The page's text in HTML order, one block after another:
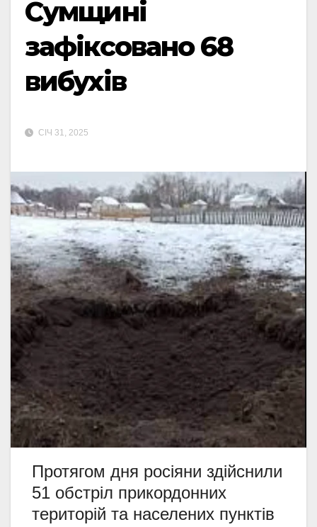
Сумщині
зафіксовано 68
вибухів
СІЧ 31, 2025
Протягом дня росіяни здійснили
51 обстріл прикордонних
територій та населених пунктів